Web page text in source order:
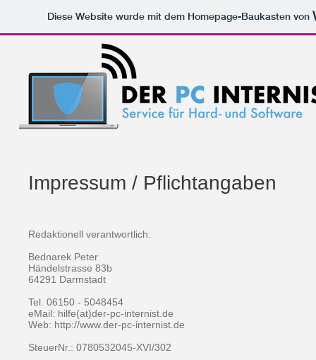
Diese Website wurde mit dem Homepage-Baukasten von
Impressum / Pflichtangaben
Redaktionell verantwortlich:
Bednarek Peter
Händelstrasse 83b
64291 Darmstadt
Tel. 06150 - 5048454
eMail: hilfe(at)der-pc-internist.de
Web: http://www.der-pc-internist.de
SteuerNr.: 0780532045-XVI/302